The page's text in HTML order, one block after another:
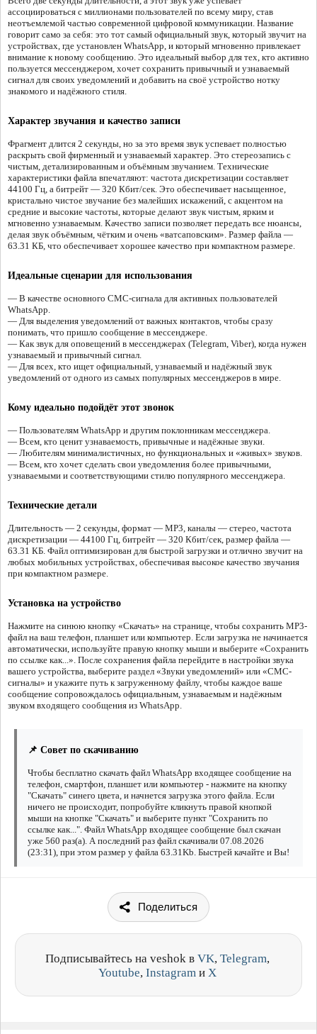
ассоциироваться с миллионами пользователей по всему миру, став
неотъемлемой частью современной цифровой коммуникации. Название
говорит само за себя: это тот самый официальный звук, который звучит на
устройствах, где установлен WhatsApp, и который мгновенно привлекает
внимание к новому сообщению. Это идеальный выбор для тех, кто активно
пользуется мессенджером, хочет сохранить привычный и узнаваемый
сигнал для своих уведомлений и добавить на своё устройство нотку
знакомого и надёжного стиля.
Характер звучания и качество записи
Фрагмент длится 2 секунды, но за это время звук успевает полностью
раскрыть свой фирменный и узнаваемый характер. Это стереозапись с
чистым, детализированным и объёмным звучанием. Технические
характеристики файла впечатляют: частота дискретизации составляет
44100 Гц, а битрейт — 320 Кбит/сек. Это обеспечивает насыщенное,
кристально чистое звучание без малейших искажений, с акцентом на
средние и высокие частоты, которые делают звук чистым, ярким и
мгновенно узнаваемым. Качество записи позволяет передать все нюансы,
делая звук объёмным, чётким и очень «ватсаповским». Размер файла —
63.31 КБ, что обеспечивает хорошее качество при компактном размере.
Идеальные сценарии для использования
— В качестве основного СМС-сигнала для активных пользователей
WhatsApp.
— Для выделения уведомлений от важных контактов, чтобы сразу
понимать, что пришло сообщение в мессенджере.
— Как звук для оповещений в мессенджерах (Telegram, Viber), когда нужен
узнаваемый и привычный сигнал.
— Для всех, кто ищет официальный, узнаваемый и надёжный звук
уведомлений от одного из самых популярных мессенджеров в мире.
Кому идеально подойдёт этот звонок
— Пользователям WhatsApp и другим поклонникам мессенджера.
— Всем, кто ценит узнаваемость, привычные и надёжные звуки.
— Любителям минималистичных, но функциональных и «живых» звуков.
— Всем, кто хочет сделать свои уведомления более привычными,
узнаваемыми и соответствующими стилю популярного мессенджера.
Технические детали
Длительность — 2 секунды, формат — MP3, каналы — стерео, частота
дискретизации — 44100 Гц, битрейт — 320 Кбит/сек, размер файла —
63.31 КБ. Файл оптимизирован для быстрой загрузки и отлично звучит на
любых мобильных устройствах, обеспечивая высокое качество звучания
при компактном размере.
Установка на устройство
Нажмите на синюю кнопку «Скачать» на странице, чтобы сохранить MP3-
файл на ваш телефон, планшет или компьютер. Если загрузка не начинается
автоматически, используйте правую кнопку мыши и выберите «Сохранить
по ссылке как...». После сохранения файла перейдите в настройки звука
вашего устройства, выберите раздел «Звуки уведомлений» или «СМС-
сигналы» и укажите путь к загруженному файлу, чтобы каждое ваше
сообщение сопровождалось официальным, узнаваемым и надёжным
звуком входящего сообщения из WhatsApp.
📌 Совет по скачиванию
Чтобы бесплатно скачать файл WhatsApp входящее сообщение на
телефон, смартфон, планшет или компьютер - нажмите на кнопку
"Скачать" синего цвета, и начнется загрузка этого файла. Если
ничего не происходит, попробуйте кликнуть правой кнопкой
мыши на кнопке "Скачать" и выберите пункт "Сохранить по
ссылке как...". Файл WhatsApp входящее сообщение был скачан
уже 560 раз(а). А последний раз файл скачивали 07.08.2026
(23:31), при этом размер у файла 63.31Kb. Быстрей качайте и Вы!
Поделиться
Подписывайтесь на veshok в VK, Telegram,
Youtube, Instagram и X